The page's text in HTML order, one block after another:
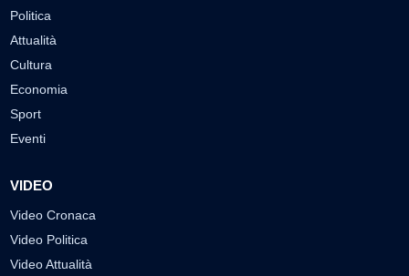
Politica
Attualità
Cultura
Economia
Sport
Eventi
VIDEO
Video Cronaca
Video Politica
Video Attualità